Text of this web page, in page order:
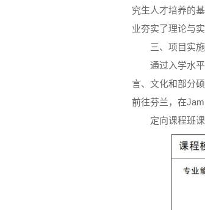
究生人才培养的
业夯实了理论与实
三、项目实
通过入学水
言、文化和部分
前往芬兰，在
定向课程班